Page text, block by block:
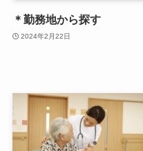
＊勤務地から探す
2024年2月22日